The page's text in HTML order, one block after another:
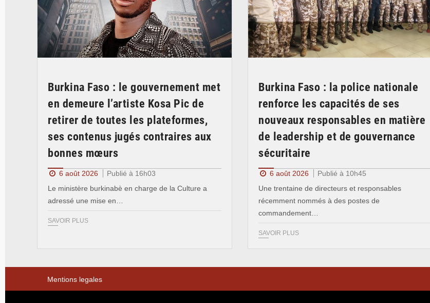
Burkina Faso : le gouvernement met
en demeure l’artiste Kosa Pic de
retirer de toutes les plateformes,
ses contenus jugés contraires aux
bonnes mœurs
6 août 2026
Publié à 16h03
Le ministère burkinabè en charge de la Culture a
adressé une mise en…
SAVOIR PLUS
Burkina Faso : la police nationale
renforce les capacités de ses
nouveaux responsables en matière
de leadership et de gouvernance
sécuritaire
6 août 2026
Publié à 10h45
Une trentaine de directeurs et responsables
récemment nommés à des postes de
commandement…
SAVOIR PLUS
Mentions legales